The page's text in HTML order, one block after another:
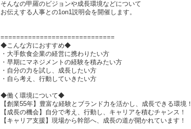
そんなの甲羅のビジョンや成長環境などについて
お伝えする人事との1on1説明会を開催します。
=============================
◆こんな方におすすめ◆
・大手飲食企業の経営に携わりたい方
・早期にマネジメントの経験を積みたい方
・自分の力を試し、成長したい方
・自ら考え、行動していきたい方
◆働く環境について◆
【創業55年】豊富な経験とブランド力を活かし、成長できる環境！
【成長の機会】自分で考え、行動し、キャリアを積むチャンス！
【キャリア支援】現場から幹部へ、成長の道が開かれています！